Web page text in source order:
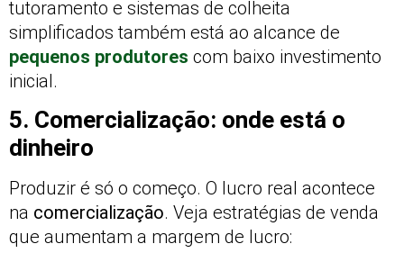
tutoramento e sistemas de colheita
simplificados também está ao alcance de
pequenos produtores com baixo investimento
inicial.
5. Comercialização: onde está o
dinheiro
Produzir é só o começo. O lucro real acontece
na comercialização. Veja estratégias de venda
que aumentam a margem de lucro: